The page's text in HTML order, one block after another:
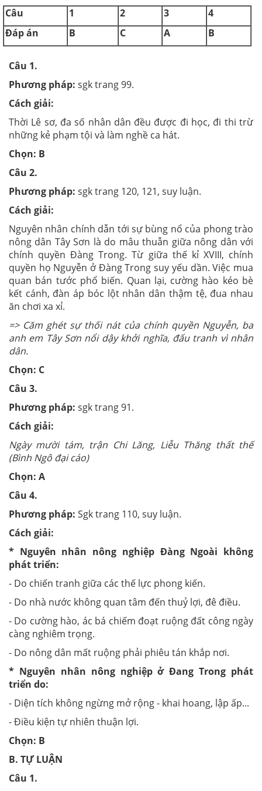
Câu
1 2 3
4
Đáp án
B C A B
Câu 1.
Phương pháp: sgk trang 99.
Cách giải:
Thời Lê sơ, đa số nhân dân đều được đi học, đi thi trừ
những kẻ phạm tội và làm nghề ca hát.
Chọn: B
Câu 2.
Phương pháp: sgk trang 120, 121, suy luận.
Cách giải:
Nguyên nhân chính dẫn tới sự bùng nổ của phong trào
nông dân Tây Sơn là do mâu thuẫn giữa nông dân với
chính quyền Đàng Trong. Từ giữa thế kỉ XVIII, chính
quyền họ Nguyễn ở Đàng Trong suy yếu dần. Việc mua
quan bán tước phổ biến. Quan lại, cường hào kéo bè
kết cánh, đàn áp bóc lột nhân dân thậm tệ, đua nhau
ăn chơi xa xỉ.
=> Căm ghét sự thối nát của chính quyền Nguyễn, ba
anh em Tây Sơn nổi dậy khởi nghĩa, đấu tranh vì nhân
dân.
Chọn: C
Câu 3.
Phương pháp: sgk trang 91.
Cách giải:
Ngày mười tám, trận Chi Lăng, Liễu Thăng thất thế
(Bình Ngô đại cáo)
Chọn: A
Câu 4.
Phương pháp: Sgk trang 110, suy luận.
Cách giải:
* Nguyên nhân nông nghiệp Đàng Ngoài không
phát triển:
- Do chiến tranh giữa các thế lực phong kiến.
- Do nhà nước không quan tâm đến thuỷ lợi, đê điều.
- Do cường hào, ác bá chiếm đoạt ruộng đất công ngày
càng nghiêm trọng.
- Do nông dân mất ruộng phải phiêu tán khắp nơi.
* Nguyên nhân nông nghiệp ở Đang Trong phát
triển do:
- Diện tích không ngừng mở rộng - khai hoang, lập ấp...
- Điều kiện tự nhiên thuận lợi.
Chọn: B
B. TỰ LUẬN
Câu 1.